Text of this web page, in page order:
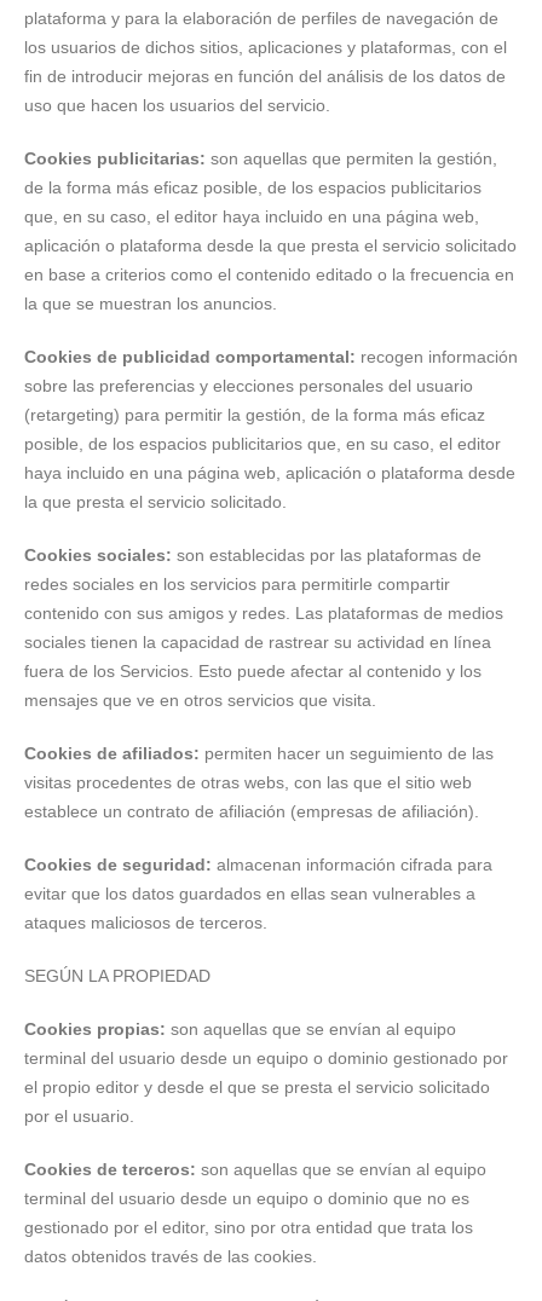
plataforma y para la elaboración de perfiles de navegación de
los usuarios de dichos sitios, aplicaciones y plataformas, con el
fin de introducir mejoras en función del análisis de los datos de
uso que hacen los usuarios del servicio.
Cookies publicitarias: son aquellas que permiten la gestión,
de la forma más eficaz posible, de los espacios publicitarios
que, en su caso, el editor haya incluido en una página web,
aplicación o plataforma desde la que presta el servicio solicitado
en base a criterios como el contenido editado o la frecuencia en
la que se muestran los anuncios.
Cookies de publicidad comportamental: recogen información
sobre las preferencias y elecciones personales del usuario
(retargeting) para permitir la gestión, de la forma más eficaz
posible, de los espacios publicitarios que, en su caso, el editor
haya incluido en una página web, aplicación o plataforma desde
la que presta el servicio solicitado.
Cookies sociales: son establecidas por las plataformas de
redes sociales en los servicios para permitirle compartir
contenido con sus amigos y redes. Las plataformas de medios
sociales tienen la capacidad de rastrear su actividad en línea
fuera de los Servicios. Esto puede afectar al contenido y los
mensajes que ve en otros servicios que visita.
Cookies de afiliados: permiten hacer un seguimiento de las
visitas procedentes de otras webs, con las que el sitio web
establece un contrato de afiliación (empresas de afiliación).
Cookies de seguridad: almacenan información cifrada para
evitar que los datos guardados en ellas sean vulnerables a
ataques maliciosos de terceros.
SEGÚN LA PROPIEDAD
Cookies propias: son aquellas que se envían al equipo
terminal del usuario desde un equipo o dominio gestionado por
el propio editor y desde el que se presta el servicio solicitado
por el usuario.
Cookies de terceros: son aquellas que se envían al equipo
terminal del usuario desde un equipo o dominio que no es
gestionado por el editor, sino por otra entidad que trata los
datos obtenidos través de las cookies.